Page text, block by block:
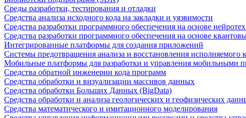
Среды разработки, тестирования и отладки
Средства анализа исходного кода на закладки и уязвимости
Средства разработки программного обеспечения на основе
Средства разработки программного обеспечения на основе
Интегрированные платформы для создания приложений
Системы предотвращения анализа и восстановления исполняемого
Мобильные платформы для разработки и управления мобильными
Средства обратной инженерии кода программ
Средства обработки и визуализации массивов данных
Средства обработки Больших Данных (BigData)
Средства обработки и анализа геологических и геофизических
Средства математического и имитационного моделирования